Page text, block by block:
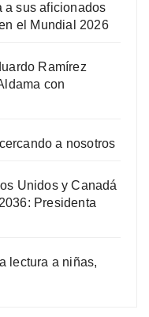
a sus aficionados
el Mundial 2026
Ramírez
con
a nosotros
Unidos y Canadá
Presidenta
lectura a niñas,